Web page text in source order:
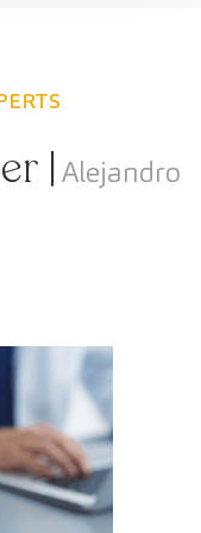
|Alejandro